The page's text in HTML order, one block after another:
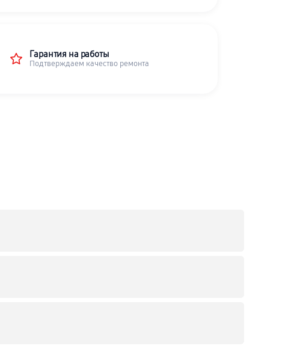
Гарантия на работы
Подтверждаем качество ремонта